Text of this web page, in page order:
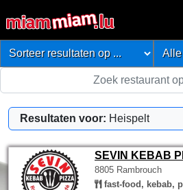
Resultaten voor: Heispelt
SEVIN KEBAB
8805 Rambrouch
fast-food, kebab,